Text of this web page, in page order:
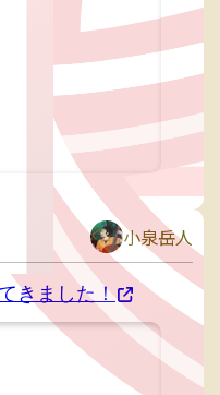
小泉岳人
きました！